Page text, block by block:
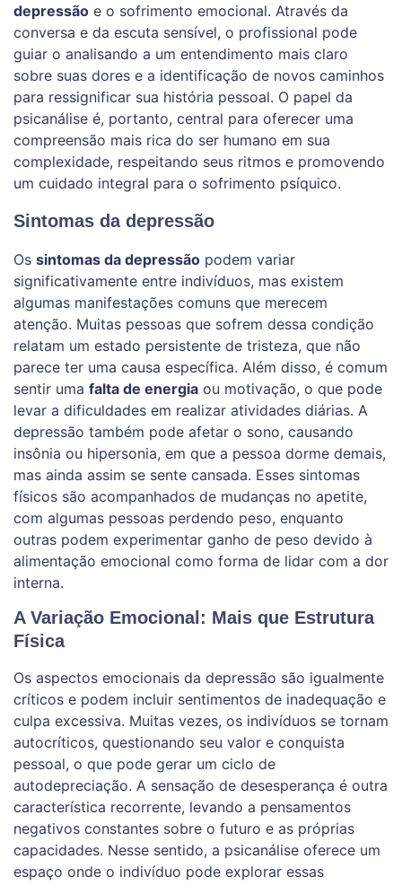
depressão e o sofrimento emocional. Através da
conversa e da escuta sensível, o profissional pode
guiar o analisando a um entendimento mais claro
sobre suas dores e a identificação de novos caminhos
para ressignificar sua história pessoal. O papel da
psicanálise é, portanto, central para oferecer uma
compreensão mais rica do ser humano em sua
complexidade, respeitando seus ritmos e promovendo
um cuidado integral para o sofrimento psíquico.
Sintomas da depressão
Os sintomas da depressão podem variar
significativamente entre indivíduos, mas existem
algumas manifestações comuns que merecem
atenção. Muitas pessoas que sofrem dessa condição
relatam um estado persistente de tristeza, que não
parece ter uma causa específica. Além disso, é comum
sentir uma falta de energia ou motivação, o que pode
levar a dificuldades em realizar atividades diárias. A
depressão também pode afetar o sono, causando
insônia ou hipersonia, em que a pessoa dorme demais,
mas ainda assim se sente cansada. Esses sintomas
físicos são acompanhados de mudanças no apetite,
com algumas pessoas perdendo peso, enquanto
outras podem experimentar ganho de peso devido à
alimentação emocional como forma de lidar com a dor
interna.
A Variação Emocional: Mais que Estrutura
Física
Os aspectos emocionais da depressão são igualmente
críticos e podem incluir sentimentos de inadequação e
culpa excessiva. Muitas vezes, os indivíduos se tornam
autocríticos, questionando seu valor e conquista
pessoal, o que pode gerar um ciclo de
autodepreciação. A sensação de desesperança é outra
característica recorrente, levando a pensamentos
negativos constantes sobre o futuro e as próprias
capacidades. Nesse sentido, a psicanálise oferece um
espaço onde o indivíduo pode explorar essas